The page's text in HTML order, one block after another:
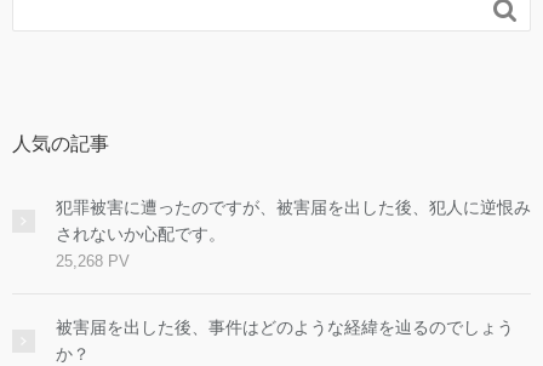

人気の記事
犯罪被害に遭ったのですが、被害届を出した後、犯人に逆恨み
されないか心配です。
25,268 PV
被害届を出した後、事件はどのような経緯を辿るのでしょう
か？